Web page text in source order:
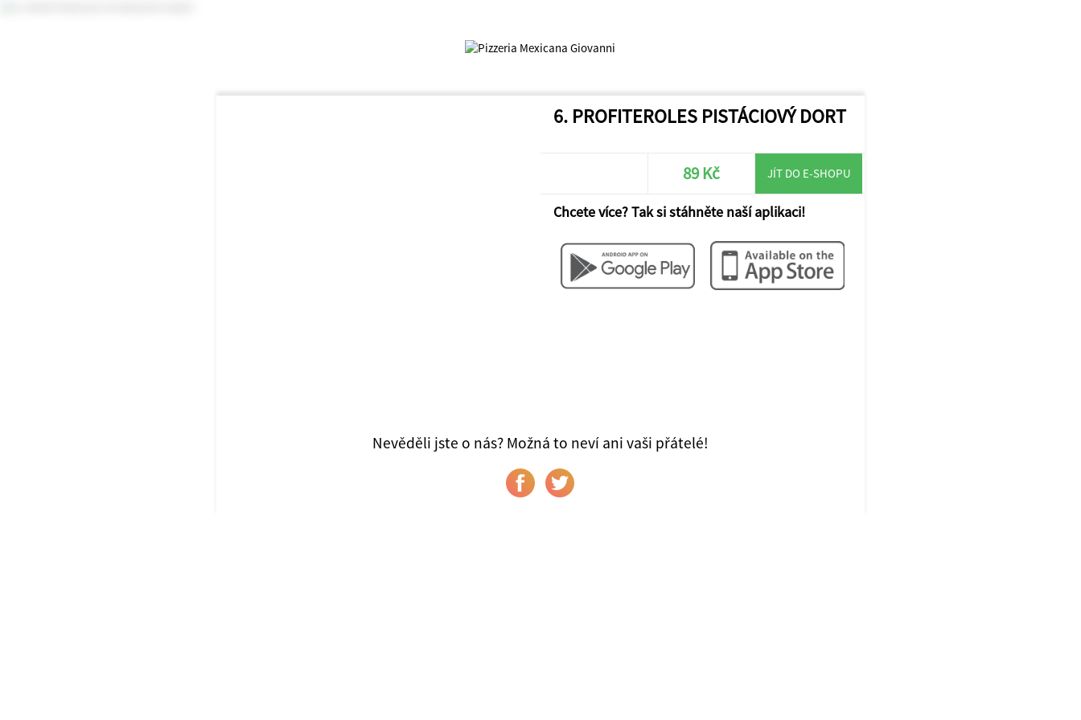
6. PROFITEROLES PISTÁCIOVÝ DORT
89 Kč JÍT DO E-SHOPU
Chcete více? Tak si stáhněte naší aplikaci!
Nevěděli jste o nás? Možná to neví ani vaši přátelé!